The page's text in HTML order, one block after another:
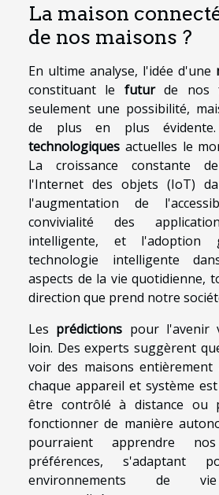
La maison
de nos maisons ?
En ultime analyse, l'idée d'une
constituant le futurde nos
seulement une possibilité,
de plus en plus
technologiques actuelles le
La croissance constante
l'Internet des objets (IoT)
l'augmentation de
convivialité des
intelligente, et l'adoption
technologie intelligente
aspects de la vie quotidienne,
direction que prend notre
Les prédictions pour l'avenir
loin. Des experts suggèrent
voir des maisons entièrement
chaque appareil et système
être contrôlé à distance ou
fonctionner de manière
pourraient apprendre
préférences, s'adaptant
environnements de